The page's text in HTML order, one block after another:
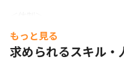
月時点）
もっと見る
求められるスキル・